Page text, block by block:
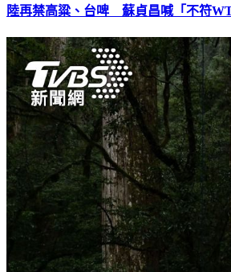
陸再禁高粱、台啤 蘇貞昌喊「不符